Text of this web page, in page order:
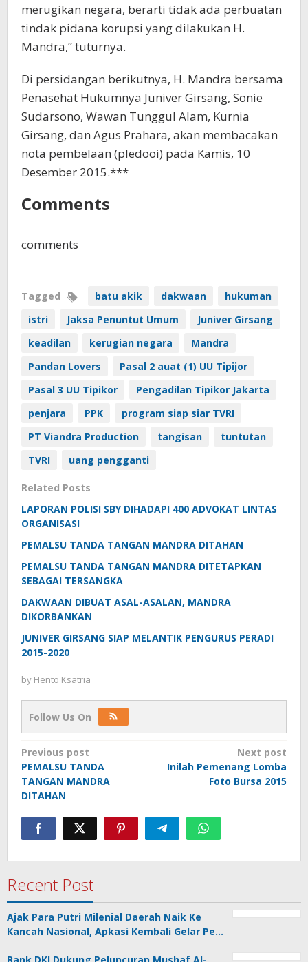
merugikan negara, berarti tidak ada perbuatan
tindak pidana korupsi yang dilakukan H.
Mandra,” tuturnya.
Di persidangan berikutnya, H. Mandra bersama
Penasehat Hukumnya Juniver Girsang, Sonie
Sudarsono, Wawan Tunggul Alam, Kurnia
Girsang, dan Agus Prahara, akan membacakan
nota pembelaan (pledooi) pada Kamis, 10
Desember 2015.***
Comments
comments
Tagged batu akik dakwaan
hukuman
istri
Jaksa Penuntut Umum
Juniver Girsang
keadilan
kerugian negara
Mandra
Pandan Lovers
Pasal 2 auat (1) UU Tipijor
Pasal 3 UU Tipikor
Pengadilan Tipikor Jakarta
penjara
PPK
program siap siar TVRI
PT Viandra Production
tangisan
tuntutan
TVRI
uang pengganti
Related Posts
LAPORAN POLISI SBY DIHADAPI 400 ADVOKAT LINTAS
ORGANISASI
PEMALSU TANDA TANGAN MANDRA DITAHAN
PEMALSU TANDA TANGAN MANDRA DITETAPKAN
SEBAGAI TERSANGKA
DAKWAAN DIBUAT ASAL-ASALAN, MANDRA
DIKORBANKAN
JUNIVER GIRSANG SIAP MELANTIK PENGURUS PERADI
2015-2020
by Hento Ksatria
Follow Us On
Post
navigation
Previous post
PEMALSU TANDA
TANGAN MANDRA
DITAHAN
Next post
Inilah Pemenang Lomba
Foto Bursa 2015
Recent Post
Ajak Para Putri Milenial Daerah Naik Ke
Kancah Nasional, Apkasi Kembali Gelar Pe…